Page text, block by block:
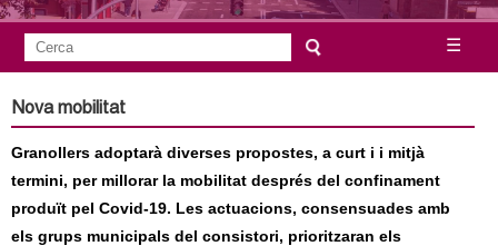
u
n
☰
F
r
m
u
l
e
c
a
Nova mobilitat
Granollers adoptarà diverses propostes, a curt i i mitjà
termini, per millorar la mobilitat després del confinament
produït pel Covid-19. Les actuacions, consensuades amb
els grups municipals del consistori, prioritzaran els